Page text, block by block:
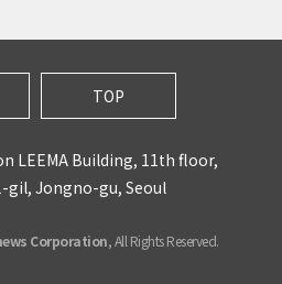
TOP
LEEMA Building, 11th floor,
gil, Jongno-gu, Seoul
Corporation, All Rights Reserved.